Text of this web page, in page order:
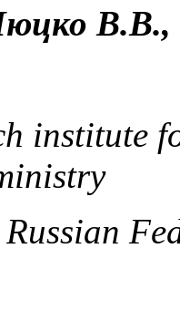
В.В.,
institute